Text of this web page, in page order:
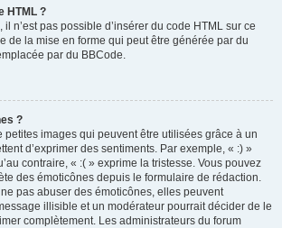
HTML ?
il n’est pas possible d’insérer du code HTML sur ce
de la mise en forme qui peut être générée par du
par du BBCode.
?
petites images qui peuvent être utilisées grâce à un
d’exprimer des sentiments. Par exemple, « :) »
contraire, « :( » exprime la tristesse. Vous pouvez
des émoticônes depuis le formulaire de rédaction.
pas abuser des émoticônes, elles peuvent
illisible et un modérateur pourrait décider de le
complètement. Les administrateurs du forum